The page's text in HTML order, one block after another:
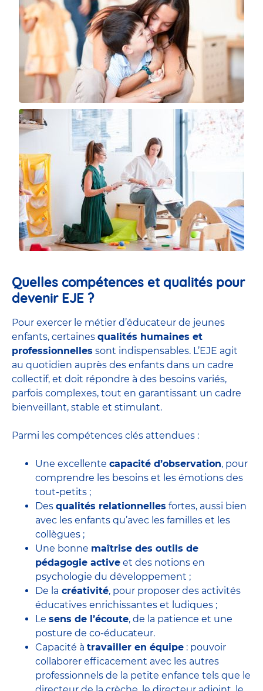
Quelles compétences et qualités pour
devenir EJE ?
Pour exercer le métier d’éducateur de jeunes
enfants, certaines qualités humaines et
professionnelles sont indispensables. L’EJE agit
au quotidien auprès des enfants dans un cadre
collectif, et doit répondre à des besoins variés,
parfois complexes, tout en garantissant un cadre
bienveillant, stable et stimulant.
Parmi les compétences clés attendues :
Une excellente capacité d’observation, pour
comprendre les besoins et les émotions des
tout-petits ;
Des qualités relationnelles fortes, aussi bien
avec les enfants qu’avec les familles et les
collègues ;
Une bonne maîtrise des outils de
pédagogie active et des notions en
psychologie du développement ;
De la créativité, pour proposer des activités
éducatives enrichissantes et ludiques ;
Le sens de l’écoute, de la patience et une
posture de co-éducateur.
Capacité à travailler en équipe : pouvoir
collaborer efficacement avec les autres
professionnels de la petite enfance tels que le